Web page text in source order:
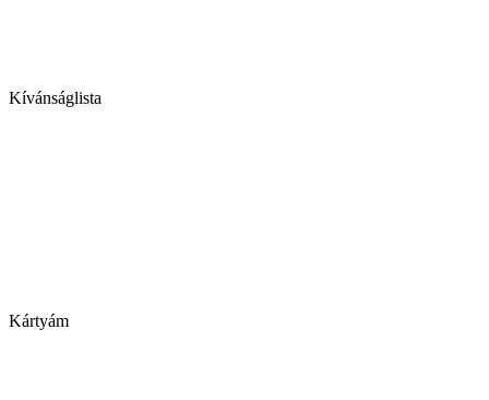
Kívánságlista
Kártyám